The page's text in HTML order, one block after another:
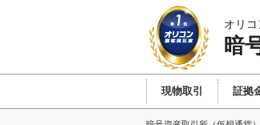
オリ
暗
現物取引 証拠